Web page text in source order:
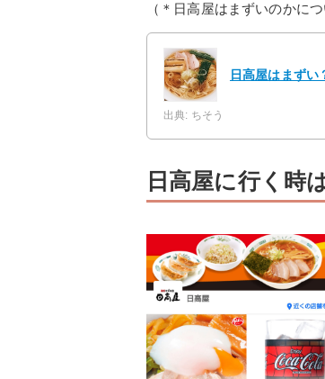
（＊日高屋はまずいのかに
日高屋はまずい
出典: ちそう
日高屋に行く時